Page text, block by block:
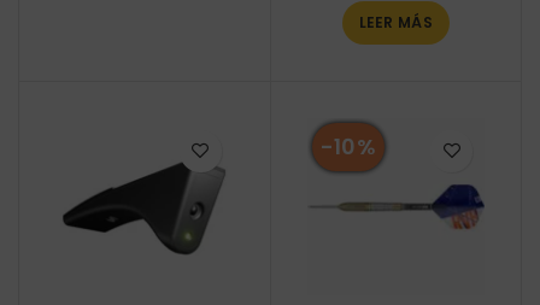
LEER MÁS
-10%